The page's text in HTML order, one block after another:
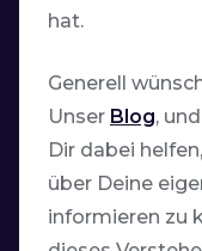
hat.
Generell
Unser Blog, und
Dir dabei
über Deine
informieren zu